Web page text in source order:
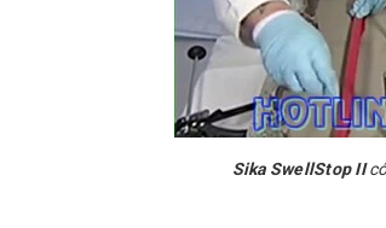
Sika SwellStop II